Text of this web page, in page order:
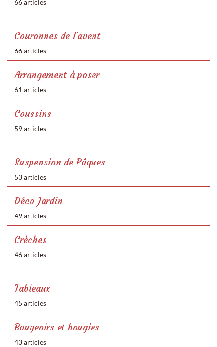
66 articles
Couronnes de l'avent
66 articles
Arrangement à poser
61 articles
Coussins
59 articles
Suspension de Pâques
53 articles
Déco Jardin
49 articles
Crèches
46 articles
Tableaux
45 articles
Bougeoirs et bougies
43 articles